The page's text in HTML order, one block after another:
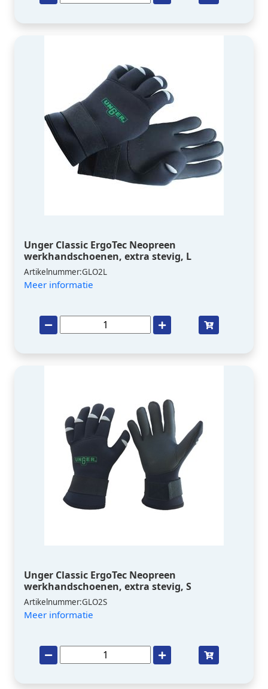
Unger Classic ErgoTec Neopreen
werkhandschoenen, extra stevig, L
Artikelnummer:GLO2L
Meer informatie
Unger Classic ErgoTec Neopreen
werkhandschoenen, extra stevig, S
Artikelnummer:GLO2S
Meer informatie